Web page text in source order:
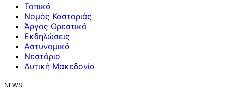
Τοπικά
Νομός Καστοριάς
Άργος Ορεστικό
Εκδηλώσεις
Αστυνομικά
Νεστόριο
Δυτική Μακεδονία
NEWS